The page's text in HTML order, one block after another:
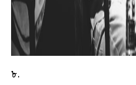
৮.